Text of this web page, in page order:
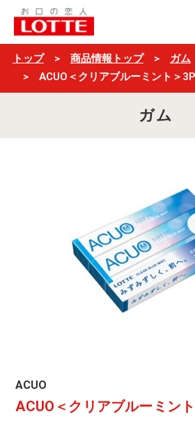
ACUO
＜
ク
ア
ル
トップ 商品情報トップ
ガム
ACUO＜クリアブルーミント＞3P
ガム
ACUO
品
ACUO
ACUO＜クリアブルーミン